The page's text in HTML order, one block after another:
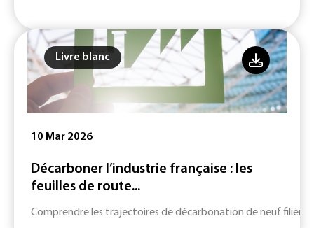
Livre blanc
10 Mar 2026
Décarboner l’industrie française : les
feuilles de route...
Comprendre les trajectoires de décarbonation de neuf